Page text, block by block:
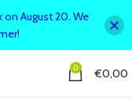
0 €0,00
on August 20. We